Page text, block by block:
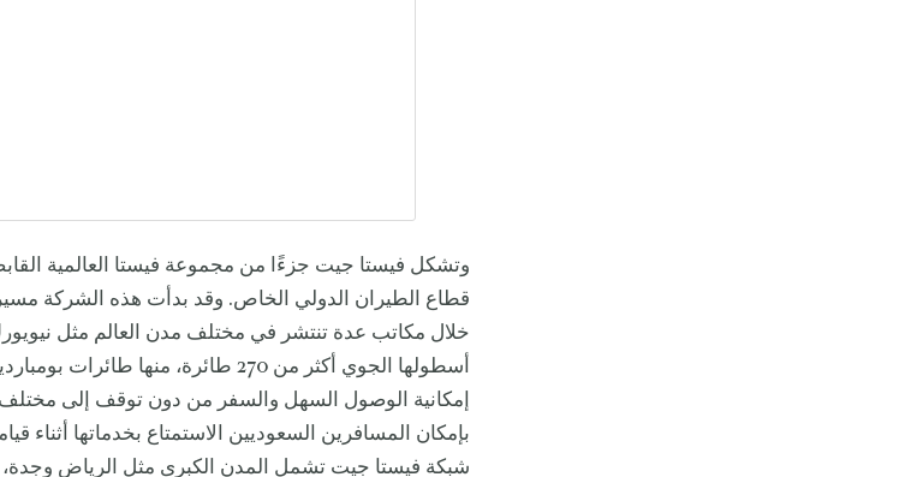
وتشكل فيستا جيت جزءًا من مجموعة فيستا العالمية
قطاع الطيران الدولي الخاص. وقد بدأت هذه الشركة
خلال مكاتب عدة تنتشر في مختلف مدن العالم مثل
إمكانية الوصول السهل والسفر من دون توقف إلى مختلف
بإمكان المسافرين السعوديين الاستمتاع بخدماتها أثناء
شبكة فيستا جيت تشمل المدن الكبرى مثل الرياض وجدة،